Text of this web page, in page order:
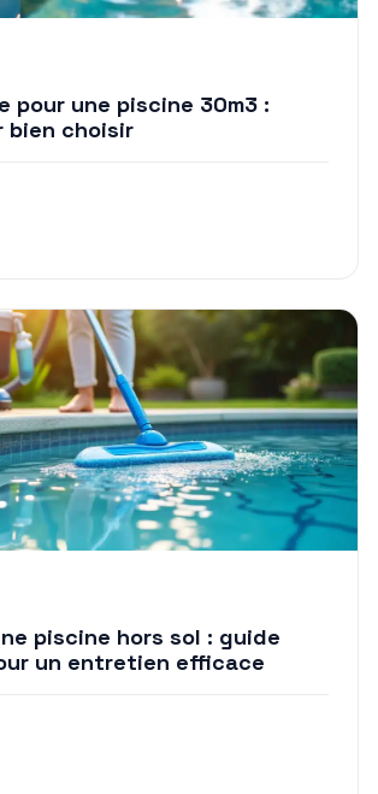
pour une piscine 30m3 :
bien choisir
piscine hors sol : guide
un entretien efficace